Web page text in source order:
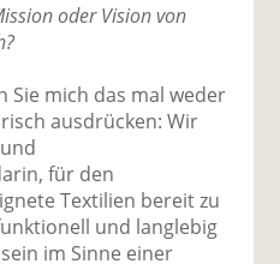
oder Vision von
Sie mich das mal weder
ausdrücken: Wir
für den
Textilien bereit zu
und langlebig
im Sinne einer